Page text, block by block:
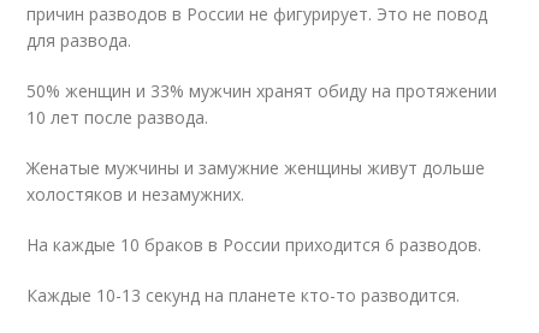
причин разводов в России не фигурирует. Это не повод
для развода.
50% женщин и 33% мужчин хранят обиду на протяжении
10 лет после развода.
Женатые мужчины и замужние женщины живут дольше
холостяков и незамужних.
На каждые 10 браков в России приходится 6 разводов.
Каждые 10-13 секунд на планете кто-то разводится.